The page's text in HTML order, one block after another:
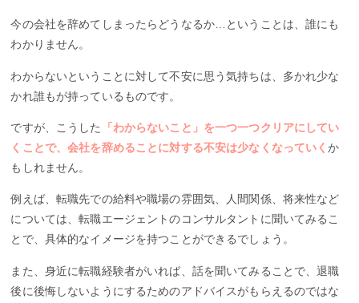
今の会社を辞めてしまったらどうなるか…ということは、誰にも
わかりません。
わからないということに対して不安に思う気持ちは、多かれ少な
かれ誰もが持っているものです。
ですが、こうした
「わからないこと」を一つ一つクリアにしてい
くことで、会社を辞めることに対する不安は少なくなっていくか
もしれません。
例えば、転職先での給料や職場の雰囲気、人間関係、将来性など
については、転職エージェントのコンサルタントに聞いてみるこ
とで、具体的なイメージを持つことができるでしょう。
また、身近に転職経験者がいれば、話を聞いてみることで、退職
後に後悔しないようにするためのアドバイスがもらえるのではな